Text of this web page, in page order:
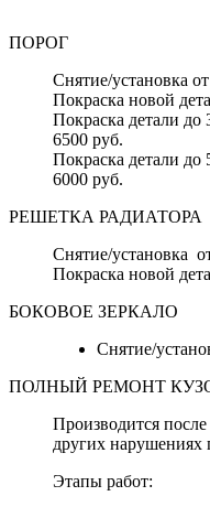
ПОРОГ
Снятие/установка
Покраска новой
Покраска детали до
6500 руб.
Покраска детали до
6000 руб.
РЕШЕТКА РАДИАТОРА
Снятие/установка
Покраска новой
БОКОВОЕ ЗЕРКАЛО
Снятие/
ПОЛНЫЙ РЕМОНТ
Производится
других нарушениях
Этапы работ: